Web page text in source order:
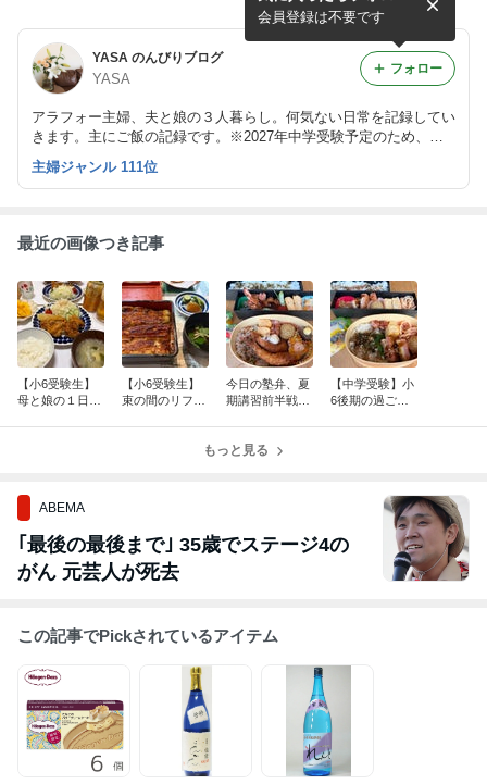
YASA のんびりブログ
YASA
アラフォー主婦、夫と娘の３人暮らし。何気ない日常を記録してい
きます。主にご飯の記録です。※2027年中学受験予定のため、し
ばらく中受の記事が多くなりますが、趣味アカウントのため単なる
日常もつぶやきます。
会員登録は不要です
フォロー
主婦ジャンル 111位
最近の画像つき記事
【小6受験生】
母と娘の１日
【小6受験生】
束の間のリフレ
今日の塾弁、夏
期講習前半戦お
【中学受験】小
6後期の過ごし
もっと見る
ABEMA
｢最後の最後まで｣ 35歳でステージ4の
がん 元芸人が死去
この記事でPickされているアイテム